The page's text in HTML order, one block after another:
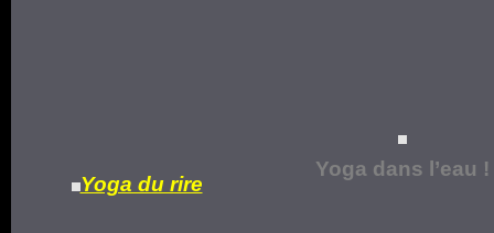
Yoga du rire
Yoga dans l’eau !